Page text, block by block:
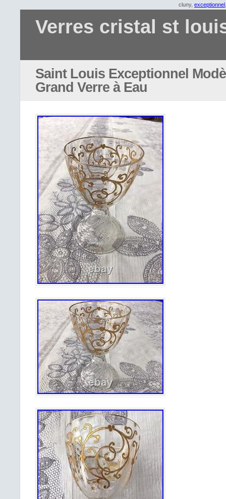
cluny, exceptionnel
Verres cristal st
Saint Louis Exceptionnel
Grand Verre à Eau